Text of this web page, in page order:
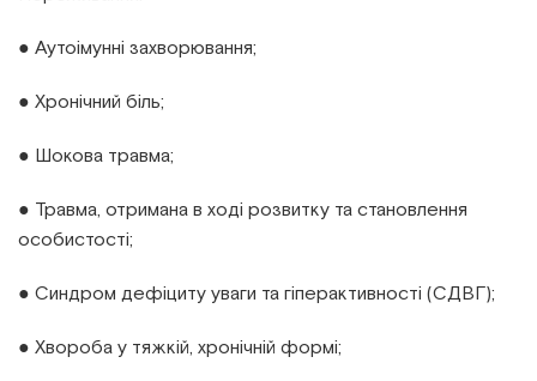
● Аутоімунні захворювання;
● Хронічний біль;
● Шокова травма;
● Травма, отримана в ході розвитку та становлення
особистості;
● Синдром дефіциту уваги та гіперактивності (СДВГ);
● Хвороба у тяжкій, хронічній формі;